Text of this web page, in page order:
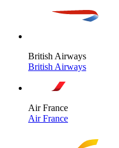
British Airways
British Airways
Air France
Air France